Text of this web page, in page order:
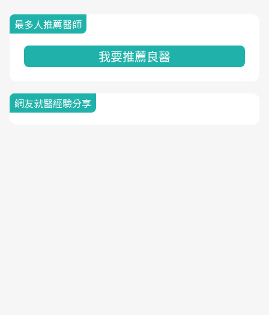
最多人推薦醫師
我要推薦良醫
網友就醫經驗分享